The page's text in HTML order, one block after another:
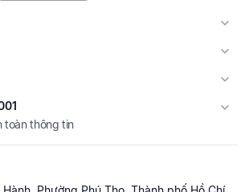
toàn thông tin